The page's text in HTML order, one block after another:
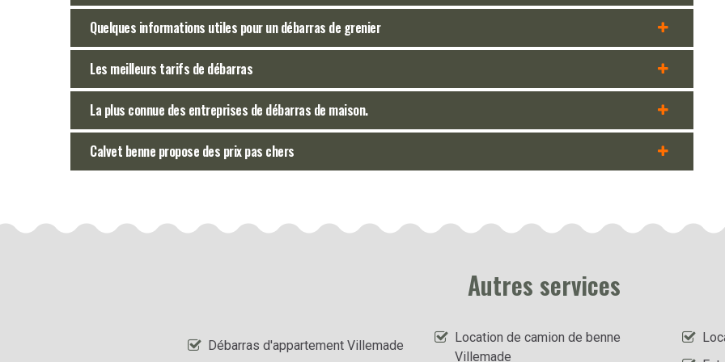
Quelques informations utiles pour un débarras de grenier
Les meilleurs tarifs de débarras
La plus connue des entreprises de débarras de maison.
Calvet benne propose des prix pas chers
Autres services
Débarras d'appartement Villemade
Location de camion de benne
Villemade